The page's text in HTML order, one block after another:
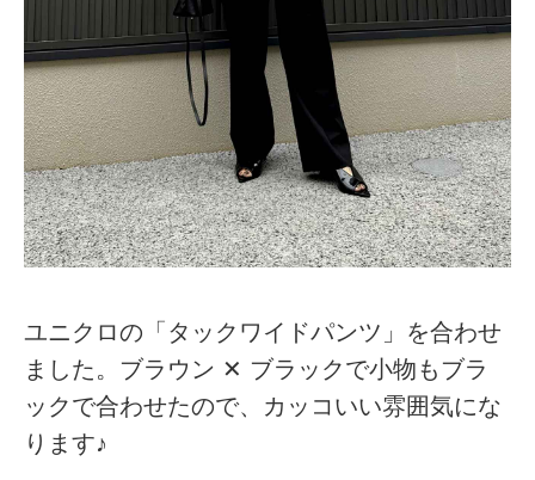
ユニクロの「タックワイドパンツ」を合わせ
ました。ブラウン ✕ ブラックで小物もブラ
ックで合わせたので、カッコいい雰囲気にな
ります♪